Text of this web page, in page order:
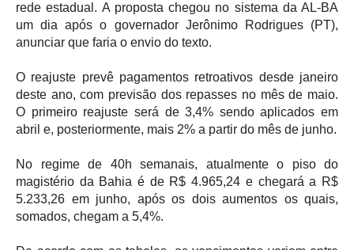
rede estadual. A proposta chegou no sistema da AL-BA
um dia após o governador Jerônimo Rodrigues (PT),
anunciar que faria o envio do texto.
O reajuste prevê pagamentos retroativos desde janeiro
deste ano, com previsão dos repasses no mês de maio.
O primeiro reajuste será de 3,4% sendo aplicados em
abril e, posteriormente, mais 2% a partir do mês de junho.
No regime de 40h semanais, atualmente o piso do
magistério da Bahia é de R$ 4.965,24 e chegará a R$
5.233,26 em junho, após os dois aumentos os quais,
somados, chegam a 5,4%.